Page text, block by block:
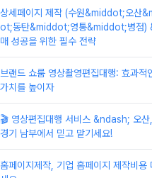
상세페이지 제작 (수원&middot;오산
ot;동탄&middot;영통&middot;병점)
매 성공을 위한 필수 전략
브랜드 쇼룸 영상촬영편집대행: 효과적
가치를 높이자
🎬 영상편집대행 서비스 &ndash; 오
경기 남부에서 믿고 맡기세요!
홈페이지제작, 기업 홈페이지 제작비용